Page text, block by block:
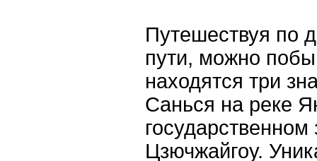
Путешествуя по
пути, можно
находятся три
Санься на реке
государственном
Цзючжайгоу.